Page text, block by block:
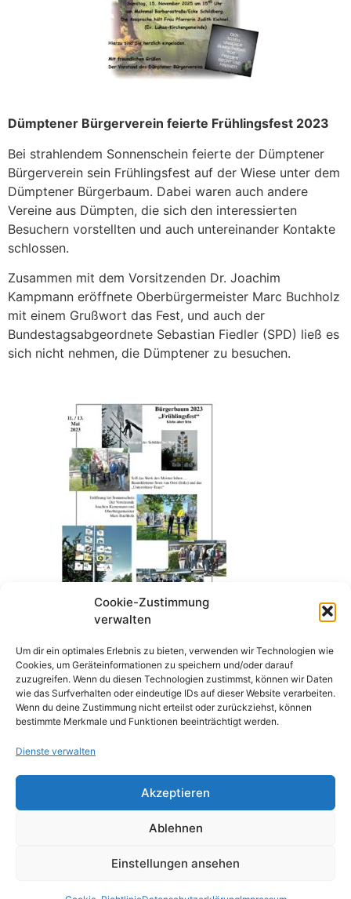
Cookie-Zustimmung
verwalten
Um dir ein optimales Erlebnis zu bieten, verwenden wir Technologien wie
Cookies, um Geräteinformationen zu speichern und/oder darauf
zuzugreifen. Wenn du diesen Technologien zustimmst, können wir Daten
wie das Surfverhalten oder eindeutige IDs auf dieser Website verarbeiten.
Wenn du deine Zustimmung nicht erteilst oder zurückziehst, können
bestimmte Merkmale und Funktionen beeinträchtigt werden.
Dienste verwalten
Akzeptieren
Ablehnen
Einstellungen ansehen
Dümptener Bürgerverein feierte Frühlingsfest 2023
Bei strahlendem Sonnenschein feierte der Dümptener
Bürgerverein sein Frühlingsfest auf der Wiese unter dem
Dümptener Bürgerbaum. Dabei waren auch andere
Vereine aus Dümpten, die sich den interessierten
Besuchern vorstellten und auch untereinander Kontakte
schlossen.
Zusammen mit dem Vorsitzenden Dr. Joachim
Kampmann eröffnete Oberbürgermeister Marc Buchholz
mit einem Grußwort das Fest, und auch der
Bundestagsabgeordnete Sebastian Fiedler (SPD) ließ es
sich nicht nehmen, die Dümptener zu besuchen.
NewsletterMärz 2022